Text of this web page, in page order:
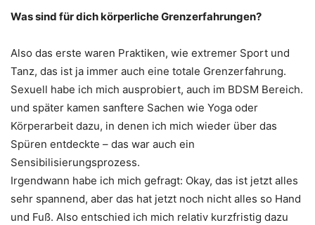
Was sind für dich körperliche Grenzerfahrungen?
Also das erste waren Praktiken, wie extremer Sport und
Tanz, das ist ja immer auch eine totale Grenzerfahrung.
Sexuell habe ich mich ausprobiert, auch im BDSM Bereich.
und später kamen sanftere Sachen wie Yoga oder
Körperarbeit dazu, in denen ich mich wieder über das
Spüren entdeckte – das war auch ein
Sensibilisierungsprozess.
Irgendwann habe ich mich gefragt: Okay, das ist jetzt alles
sehr spannend, aber das hat jetzt noch nicht alles so Hand
und Fuß. Also entschied ich mich relativ kurzfristig dazu